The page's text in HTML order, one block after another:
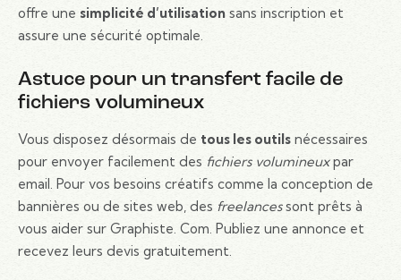
offre une simplicité d’utilisation sans inscription et
assure une sécurité optimale.
Astuce pour un transfert facile de
fichiers volumineux
Vous disposez désormais de tous les outils nécessaires
pour envoyer facilement des fichiers volumineuxpar
email. Pour vos besoins créatifs comme la conception de
bannières ou de sites web, des freelancessont prêts à
vous aider sur Graphiste. Com. Publiez une annonce et
recevez leurs devis gratuitement.